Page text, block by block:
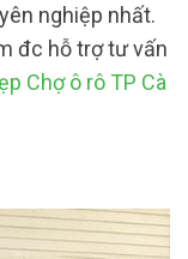
nghiệp nhất.
đc hỗ trợ tư vấn
Chợ ô rô TP Cà